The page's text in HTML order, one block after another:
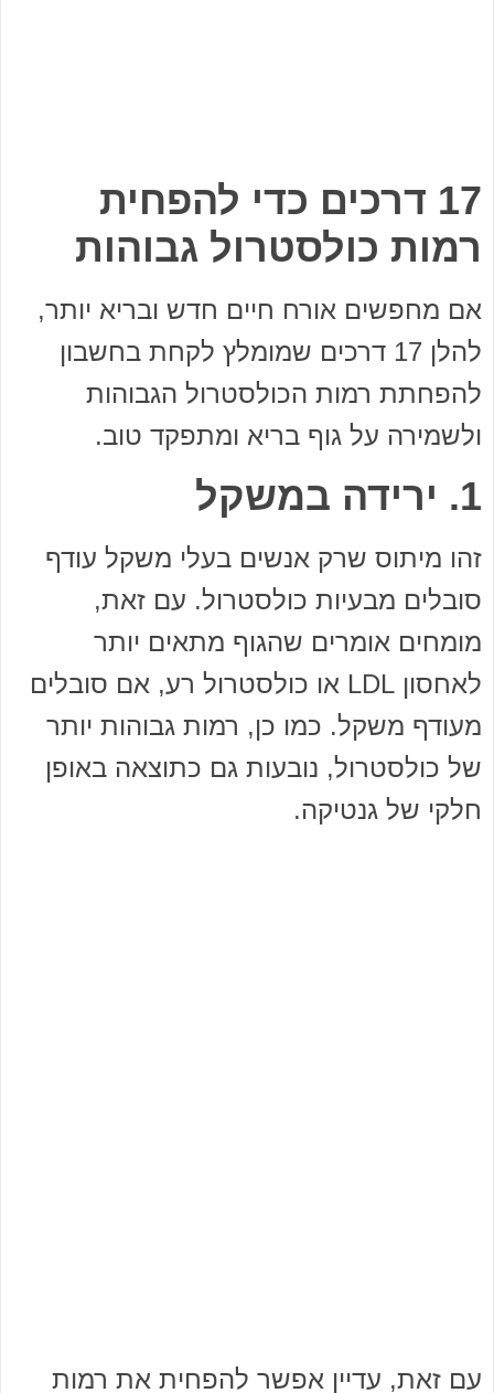
17 דרכים כדי להפחית
רמות כולסטרול גבוהות
אם מחפשים אורח חיים חדש ובריא יותר,
להלן 17 דרכים שמומלץ לקחת בחשבון
להפחתת רמות הכולסטרול הגבוהות
ולשמירה על גוף בריא ומתפקד טוב.
1. ירידה במשקל
זהו מיתוס שרק אנשים בעלי משקל עודף
סובלים מבעיות כולסטרול. עם זאת,
מומחים אומרים שהגוף מתאים יותר
לאחסון LDL או כולסטרול רע, אם סובלים
מעודף משקל. כמו כן, רמות גבוהות יותר
של כולסטרול, נובעות גם כתוצאה באופן
חלקי של גנטיקה.
עם זאת, עדיין אפשר להפחית את רמות